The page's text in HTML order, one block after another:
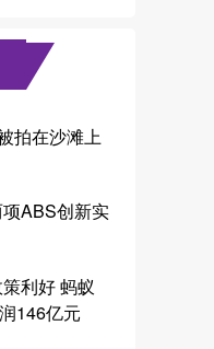
拍在沙滩上
ABS创新实
利好 蚂蚁
146亿元